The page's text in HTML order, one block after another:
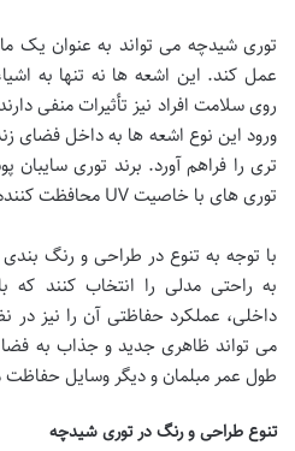
توری شیدچه می تواند به عنوان یک
عمل کند. این اشعه ها نه تنها به
روی سلامت افراد نیز تأثیرات منفی
ورود این نوع اشعه ها به داخل فضای
تری را فراهم آورد. برند توری سایبان
توری های با خاصیت UV محافظت کننده تولید کرده است.
با توجه به تنوع در طراحی و رنگ
به راحتی مدلی را انتخاب کنند که
داخلی، عملکرد حفاظتی آن را نیز در
می تواند ظاهری جدید و جذاب به
طول عمر مبلمان و دیگر وسایل
تنوع طراحی و رنگ در توری شیدچه